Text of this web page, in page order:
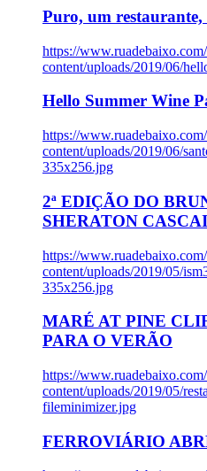
Puro, um restaurante,
https://
content/uploads/2019/06/
Hello Summer Wine
https://
content/uploads/2019/06/
335x256.jpg
2ª EDIÇÃO DO
SHERATON
https://
content/uploads/2019/05/
335x256.jpg
MARÉ AT PINE
PARA O VERÃO
https://
content/uploads/2019/05/
fileminimizer.jpg
FERROVIÁRIO